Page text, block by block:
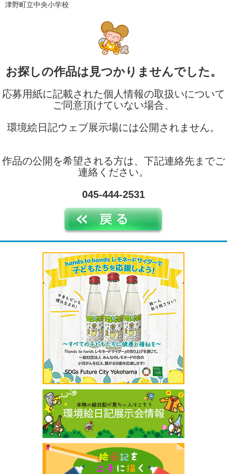
津野町立中央小学校
お探しの作品は見つかりませんでした。
応募用紙に記載された個人情報の取扱いについて
ご同意頂けていない場合、
環境絵日記ウェブ展示場には公開されません。
作品の公開を希望される方は、下記連絡先までご
連絡ください。
045-444-2531